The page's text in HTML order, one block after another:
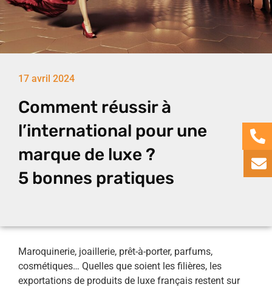
17 avril 2024
Comment réussir à
l’international pour une
marque de luxe ?
5 bonnes pratiques
Maroquinerie, joaillerie, prêt-à-porter, parfums,
cosmétiques… Quelles que soient les filières, les
exportations de produits de luxe français restent sur